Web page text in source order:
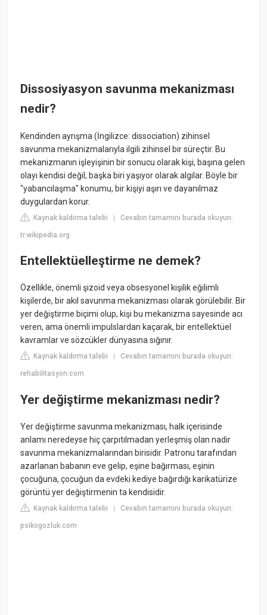
Dissosiyasyon savunma mekanizması
nedir?
Kendinden ayrışma (İngilizce: dissociation) zihinsel
savunma mekanizmalarıyla ilgili zihinsel bir süreçtir. Bu
mekanizmanın işleyişinin bir sonucu olarak kişi, başına gelen
olayı kendisi değil, başka biri yaşıyor olarak algılar. Böyle bir
"yabancılaşma" konumu, bir kişiyi aşırı ve dayanılmaz
duygulardan korur.
Kaynak kaldırma talebi |Cevabın tamamını burada okuyun:
tr.wikipedia.org
Entellektüelleştirme ne demek?
Özellikle, önemli şizoid veya obsesyonel kişilik eğilimli
kişilerde, bir akıl savunma mekanizması olarak görülebilir. Bir
yer değiştirme biçimi olup, kişi bu mekanizma sayesinde acı
veren, ama önemli impulslardan kaçarak, bir entellektüel
kavramlar ve sözcükler dünyasına sığınır.
Kaynak kaldırma talebi |Cevabın tamamını burada okuyun:
rehabilitasyon.com
Yer değiştirme mekanizması nedir?
Yer değiştirme savunma mekanizması, halk içerisinde
anlamı neredeyse hiç çarpıtılmadan yerleşmiş olan nadir
savunma mekanizmalarından birisidir. Patronu tarafından
azarlanan babanın eve gelip, eşine bağırması, eşinin
çocuğuna, çocuğun da evdeki kediye bağırdığı karikatürize
görüntü yer değiştirmenin ta kendisidir.
Kaynak kaldırma talebi |Cevabın tamamını burada okuyun:
psikogozluk.com